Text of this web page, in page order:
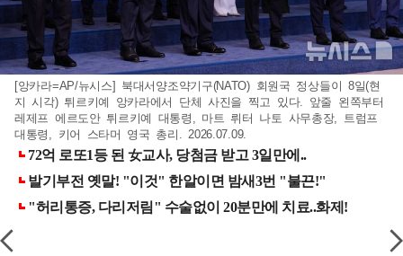
[앙카라=AP/뉴시스] 북대서양조약기구(NATO) 회원국 정상들이 8일(현
지 시각) 튀르키예 앙카라에서 단체 사진을 찍고 있다. 앞줄 왼쪽부터
레제프 에르도안 튀르키예 대통령, 마트 뤼터 나토 사무총장, 트럼프
대통령, 키어 스타머 영국 총리. 2026.07.09.